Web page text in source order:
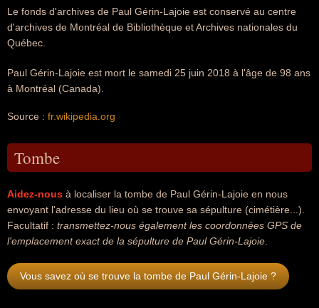
Le fonds d'archives de Paul Gérin-Lajoie est conservé au centre
d'archives de Montréal de Bibliothèque et Archives nationales du
Québec.
Paul Gérin-Lajoie est mort le samedi 25 juin 2018 à l'âge de 98 ans
à Montréal (Canada).
Source : fr.wikipedia.org
Tombe
Aidez-nous à localiser la tombe de Paul Gérin-Lajoie en nous
envoyant l'adresse du lieu où se trouve sa sépulture (cimétière...).
Facultatif : transmettez-nous également les coordonnées GPS de
l'emplacement exact de la sépulture de Paul Gérin-Lajoie
Vous savez où se trouve la tombe de Paul Gérin-Lajoie ?